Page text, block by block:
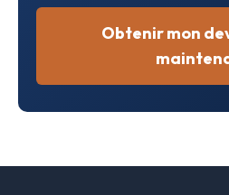
Obtenir mon